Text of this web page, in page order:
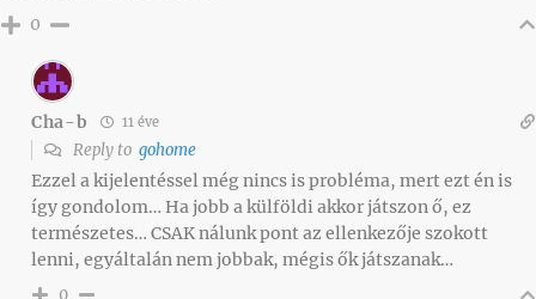
0
Cha-b 11 éve
Reply to gohome
Ezzel a kijelentéssel még nincs is probléma, mert ezt én is
így gondolom… Ha jobb a külföldi akkor játszon ő, ez
természetes… CSAK nálunk pont az ellenkezője szokott
lenni, egyáltalán nem jobbak, mégis ők játszanak…
0